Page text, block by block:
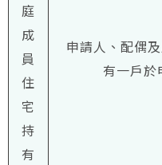
庭
成
員
住
宅
持
有
申請人、配偶
有一戶